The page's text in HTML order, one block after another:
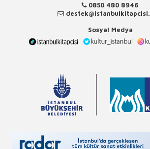
0850 480 8946
Sosyal Medya